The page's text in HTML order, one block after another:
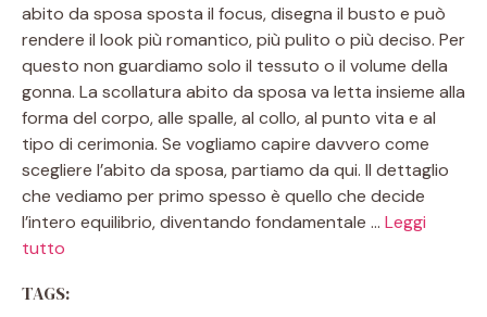
abito da sposa sposta il focus, disegna il busto e può
rendere il look più romantico, più pulito o più deciso. Per
questo non guardiamo solo il tessuto o il volume della
gonna. La scollatura abito da sposa va letta insieme alla
forma del corpo, alle spalle, al collo, al punto vita e al
tipo di cerimonia. Se vogliamo capire davvero come
scegliere l’abito da sposa, partiamo da qui. Il dettaglio
che vediamo per primo spesso è quello che decide
l’intero equilibrio, diventando fondamentale … Leggi
tutto
TAGS: